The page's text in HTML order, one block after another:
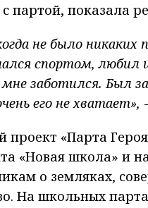
партой, показала
не было никаких
спортом, любил
заботился. Был
его не хватает»,
«Парта
«Новая школа» и
о земляках,
На школьных